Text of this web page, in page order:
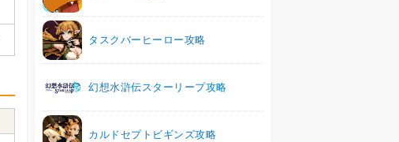
タスクバーヒーロー攻略
幻想水滸伝スターリープ攻略
カルドセプトビギンズ攻略